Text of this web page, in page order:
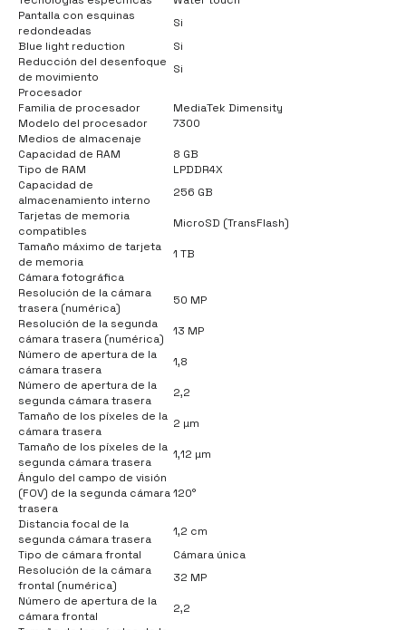
Pantalla con esquinas
redondeadas
Si
Blue light reduction
Si
Reducción del desenfoque
de movimiento
Si
Procesador
Familia de procesador
MediaTek Dimensity
Modelo del procesador
7300
Medios de almacenaje
Capacidad de RAM
8 GB
Tipo de RAM
LPDDR4X
Capacidad de
almacenamiento interno
256 GB
Tarjetas de memoria
compatibles
MicroSD (TransFlash)
Tamaño máximo de tarjeta
de memoria
1 TB
Cámara fotográfica
Resolución de la cámara
trasera (numérica)
50 MP
Resolución de la segunda
cámara trasera (numérica)
13 MP
Número de apertura de la
cámara trasera
1,8
Número de apertura de la
segunda cámara trasera
2,2
Tamaño de los píxeles de la
cámara trasera
2 µm
Tamaño de los píxeles de la
segunda cámara trasera
1,12 µm
Ángulo del campo de visión
(FOV) de la segunda cámara
trasera
120°
Distancia focal de la
segunda cámara trasera
1,2 cm
Tipo de cámara frontal
Cámara única
Resolución de la cámara
frontal (numérica)
32 MP
Número de apertura de la
cámara frontal
2,2